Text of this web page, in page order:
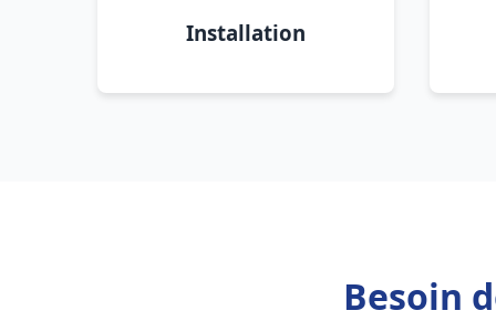
Installation
Besoin